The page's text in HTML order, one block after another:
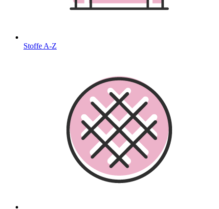
Stoffe A-Z